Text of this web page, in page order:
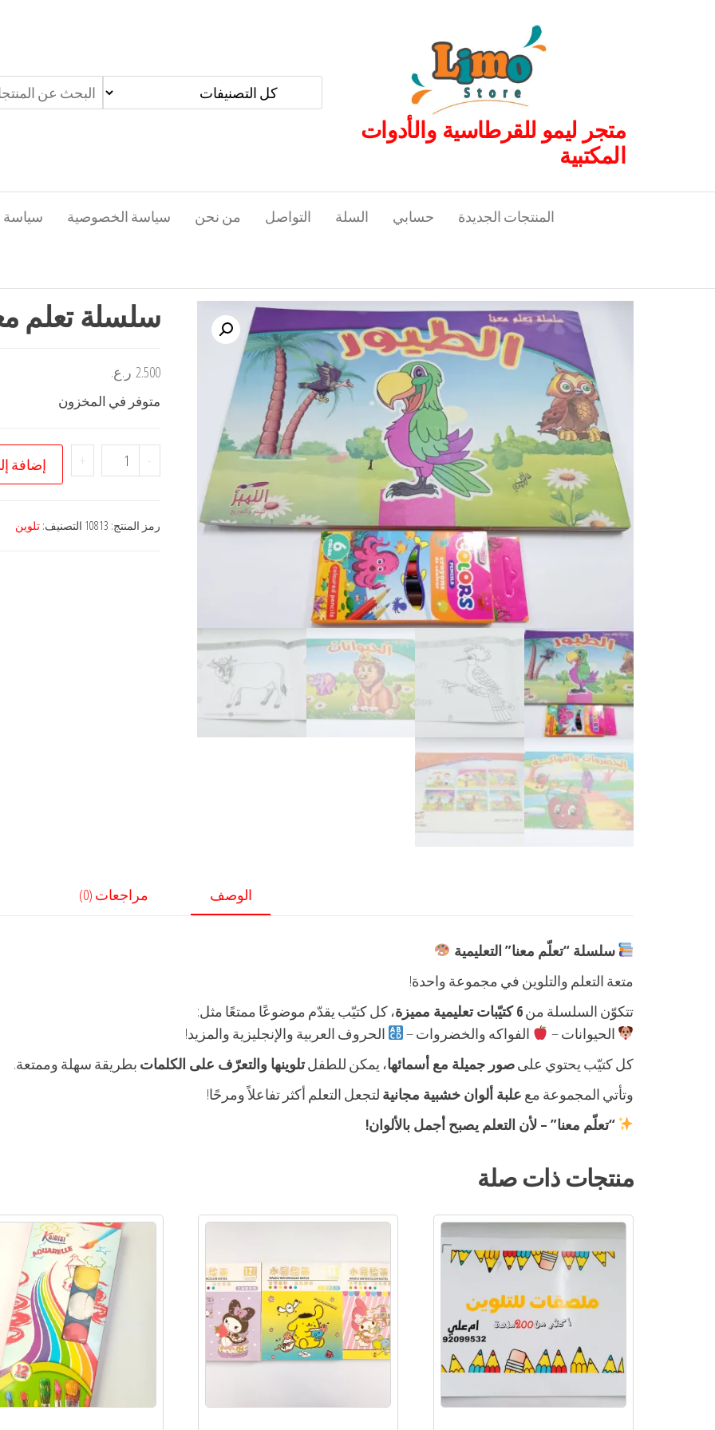
متجر ليمو للقرطاسية والأدوات
المكتبية
سياسة سياسة الخصوصية من نحن التواصل السلة حسابي المنتجات الجديدة
سلسلة تعلم
2.500 ر.ع.
متوفر في المخزون
-
كمية
سلسلة
معنا
+ إضافة
رمز المنتج: 10813 التصنيف: تلوين
الوصف مراجعات (0)
سلسلة “تعلّم معنا” التعليمية
متعة التعلم والتلوين في مجموعة واحدة!
تتكوّن السلسلة من6 كتيّبات تعليمية مميزة
، كل كتيّب يقدّم موضوعًا ممتعًا مثل:
الحيوانات –
الفواكه والخضروات –
الحروف العربية والإنجليزية والمزيد!
كل كتيّب يحتوي علىصور جميلة مع أسمائها، يمكن للطفلتلوينها والتعرّف على الكلمات بطريقة سهلة وممتعة.
وتأتي المجموعة مع علبة ألوان خشبية مجانية لتجعل التعلم أكثر تفاعلاً ومرحًا!
“تعلّم معنا” – لأن التعلم يصبح أجمل بالألوان!
منتجات ذات صلة